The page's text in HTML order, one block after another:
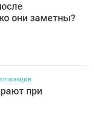
они заметны?
при